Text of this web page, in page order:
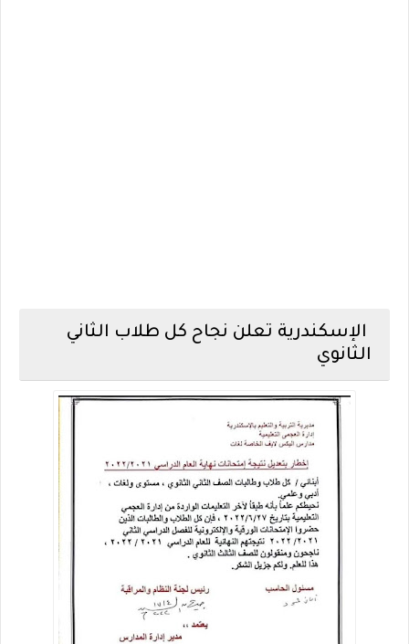
الإسكندرية تعلن نجاح كل طلاب الثاني
الثانوي